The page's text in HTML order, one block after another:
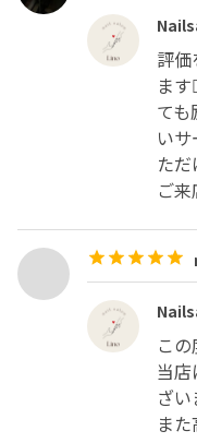
評
ま
て
い
た
ご
こ
当
ざ
ま